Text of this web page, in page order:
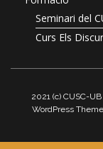
Seminari del
Curs Els
2021 (c) CUSC-UB
WordPress